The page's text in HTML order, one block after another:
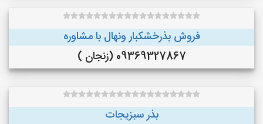
فروش بذرخشکبار ونهال با مشاوره
09369327867 (زنجان )
بذر سبزیجات